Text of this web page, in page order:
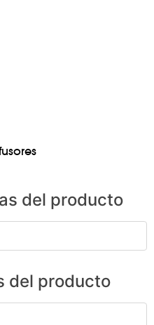
del producto
del producto